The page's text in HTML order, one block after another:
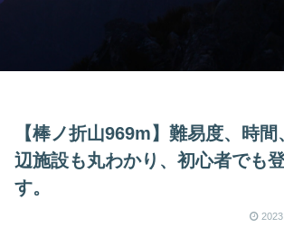
【棒ノ折山969m】難易度、時
辺施設も丸わかり、初心者でも
す。